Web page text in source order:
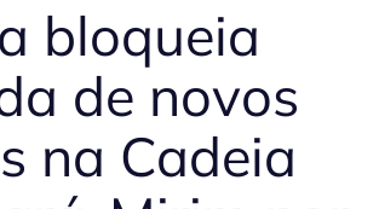
bloqueia
de novos
na Cadeia